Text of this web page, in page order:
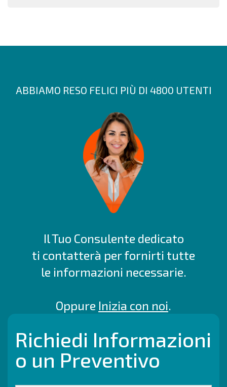
ABBIAMO RESO FELICI PIÙ DI 4800 UTENTI
Il Tuo Consulente dedicato
ti contatterà per fornirti tutte
le informazioni necessarie.
Oppure Inizia con noi.
Richiedi Informazioni
o un Preventivo